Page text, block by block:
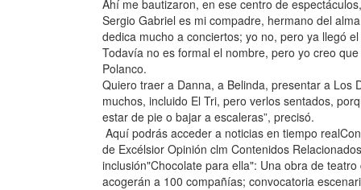
Ahí me bautizaron, en ese centro de
Sergio Gabriel es mi compadre, hermano del
dedica mucho a conciertos; yo no, pero ya llegó
Todavía no es formal el nombre, pero yo creo
Polanco.
Quiero traer a Danna, a Belinda, presentar a Los
muchos, incluido El Tri, pero verlos sentados,
estar de pie o bajar a escaleras”, precisó.
Aquí podrás acceder a noticias en tiempo
de Excélsior Opinión clm Contenidos
inclusión"Chocolate para ella": Una obra de
acogerán a 100 compañías; convocatoria